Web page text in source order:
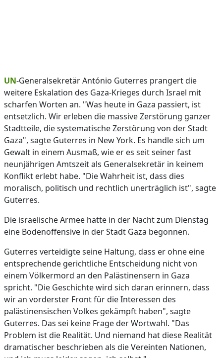
UN-Generalsekretär António Guterres prangert die
weitere Eskalation des Gaza-Krieges durch Israel mit
scharfen Worten an. "Was heute in Gaza passiert, ist
entsetzlich. Wir erleben die massive Zerstörung ganzer
Stadtteile, die systematische Zerstörung von der Stadt
Gaza", sagte Guterres in New York. Es handle sich um
Gewalt in einem Ausmaß, wie er es seit seiner fast
neunjährigen Amtszeit als Generalsekretär in keinem
Konflikt erlebt habe. "Die Wahrheit ist, dass dies
moralisch, politisch und rechtlich unerträglich ist", sagte
Guterres.
Die israelische Armee hatte in der Nacht zum Dienstag
eine Bodenoffensive in der Stadt Gaza begonnen.
Guterres verteidigte seine Haltung, dass er ohne eine
entsprechende gerichtliche Entscheidung nicht von
einem Völkermord an den Palästinensern in Gaza
spricht. "Die Geschichte wird sich daran erinnern, dass
wir an vorderster Front für die Interessen des
palästinensischen Volkes gekämpft haben", sagte
Guterres. Das sei keine Frage der Wortwahl. "Das
Problem ist die Realität. Und niemand hat diese Realität
dramatischer beschrieben als die Vereinten Nationen,